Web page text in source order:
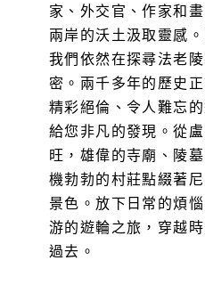
家、外交官、作家和
兩岸的沃土汲取靈感
我們依然在探尋法老
密。兩千多年的歷史
精彩絕倫、令人難忘
給您非凡的發現。從
旺，雄偉的寺廟、陵
機勃勃的村莊點綴著
景色。放下日常的煩
游的遊輪之旅，穿越
過去。